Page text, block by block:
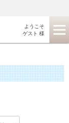
ようこそ
ゲスト 様